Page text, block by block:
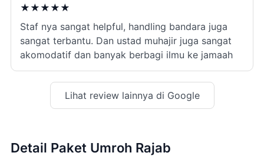
★ ★ ★ ★ ★
Staf nya sangat helpful, handling bandara juga
sangat terbantu. Dan ustad muhajir juga sangat
akomodatif dan banyak berbagi ilmu ke jamaah
Lihat review lainnya di Google
Detail Paket Umroh Rajab